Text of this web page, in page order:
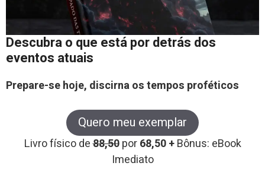
Descubra o que está por detrás dos
eventos atuais
Prepare-se hoje, discirna os tempos proféticos
Quero meu exemplar
Livro físico de88,50 por68,50 +Bônus: eBook
Imediato